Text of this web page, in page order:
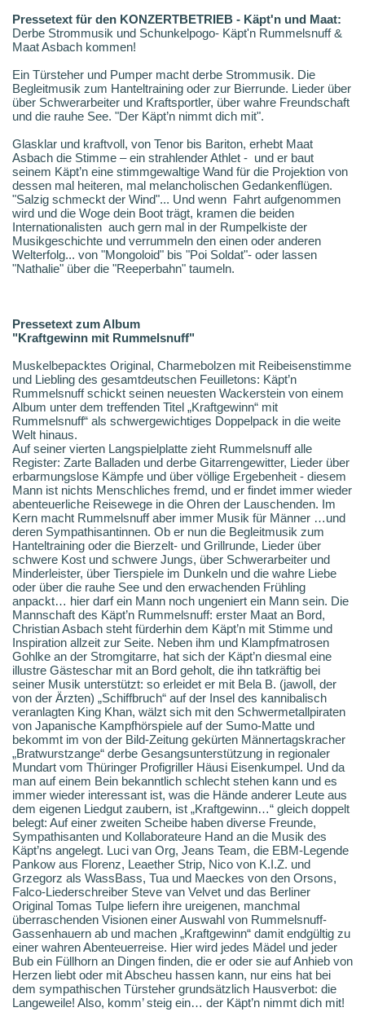
Pressetext für den KONZERTBETRIEB - Käpt'n und Maat:
Derbe Strommusik und Schunkelpogo- Käpt'n Rummelsnuff &
Maat Asbach kommen!
Ein Türsteher und Pumper macht derbe Strommusik. Die
Begleitmusik zum Hanteltraining oder zur Bierrunde. Lieder über
über Schwerarbeiter und Kraftsportler, über wahre Freundschaft
und die rauhe See. "Der Käpt’n nimmt dich mit".
Glasklar und kraftvoll, von Tenor bis Bariton, erhebt Maat
Asbach die Stimme – ein strahlender Athlet - und er baut
seinem Käpt’n eine stimmgewaltige Wand für die Projektion von
dessen mal heiteren, mal melancholischen Gedankenflügen.
"Salzig schmeckt der Wind"... Und wenn Fahrt aufgenommen
wird und die Woge dein Boot trägt, kramen die beiden
Internationalisten auch gern mal in der Rumpelkiste der
Musikgeschichte und verrummeln den einen oder anderen
Welterfolg... von "Mongoloid" bis "Poi Soldat"- oder lassen
"Nathalie" über die "Reeperbahn" taumeln.
Pressetext zum Album
"Kraftgewinn mit Rummelsnuff"
Muskelbepacktes Original, Charmebolzen mit Reibeisenstimme
und Liebling des gesamtdeutschen Feuilletons: Käpt’n
Rummelsnuff schickt seinen neuesten Wackerstein von einem
Album unter dem treffenden Titel „Kraftgewinn“ mit
Rummelsnuff“ als schwergewichtiges Doppelpack in die weite
Welt hinaus.
Auf seiner vierten Langspielplatte zieht Rummelsnuff alle
Register: Zarte Balladen und derbe Gitarrengewitter, Lieder über
erbarmungslose Kämpfe und über völlige Ergebenheit - diesem
Mann ist nichts Menschliches fremd, und er findet immer wieder
abenteuerliche Reisewege in die Ohren der Lauschenden. Im
Kern macht Rummelsnuff aber immer Musik für Männer …und
deren Sympathisantinnen. Ob er nun die Begleitmusik zum
Hanteltraining oder die Bierzelt- und Grillrunde, Lieder über
schwere Kost und schwere Jungs, über Schwerarbeiter und
Minderleister, über Tierspiele im Dunkeln und die wahre Liebe
oder über die rauhe See und den erwachenden Frühling
anpackt… hier darf ein Mann noch ungeniert ein Mann sein. Die
Mannschaft des Käpt’n Rummelsnuff: erster Maat an Bord,
Christian Asbach steht fürderhin dem Käpt’n mit Stimme und
Inspiration allzeit zur Seite. Neben ihm und Klampfmatrosen
Gohlke an der Stromgitarre, hat sich der Käpt’n diesmal eine
illustre Gästeschar mit an Bord geholt, die ihn tatkräftig bei
seiner Musik unterstützt: so erleidet er mit Bela B. (jawoll, der
von der Ärzten) „Schiffbruch“ auf der Insel des kannibalisch
veranlagten King Khan, wälzt sich mit den Schwermetallpiraten
von Japanische Kampfhörspiele auf der Sumo-Matte und
bekommt im von der Bild-Zeitung gekürten Männertagskracher
„Bratwurstzange“ derbe Gesangsunterstützung in regionaler
Mundart vom Thüringer Profigriller Häusi Eisenkumpel. Und da
man auf einem Bein bekanntlich schlecht stehen kann und es
immer wieder interessant ist, was die Hände anderer Leute aus
dem eigenen Liedgut zaubern, ist „Kraftgewinn…“ gleich doppelt
belegt: Auf einer zweiten Scheibe haben diverse Freunde,
Sympathisanten und Kollaborateure Hand an die Musik des
Käpt’ns angelegt. Luci van Org, Jeans Team, die EBM-Legende
Pankow aus Florenz, Leaether Strip, Nico von K.I.Z. und
Grzegorz als WassBass, Tua und Maeckes von den Orsons,
Falco-Liederschreiber Steve van Velvet und das Berliner
Original Tomas Tulpe liefern ihre ureigenen, manchmal
überraschenden Visionen einer Auswahl von Rummelsnuff-
Gassenhauern ab und machen „Kraftgewinn“ damit endgültig zu
einer wahren Abenteuerreise. Hier wird jedes Mädel und jeder
Bub ein Füllhorn an Dingen finden, die er oder sie auf Anhieb von
Herzen liebt oder mit Abscheu hassen kann, nur eins hat bei
dem sympathischen Türsteher grundsätzlich Hausverbot: die
Langeweile! Also, komm’ steig ein… der Käpt’n nimmt dich mit!